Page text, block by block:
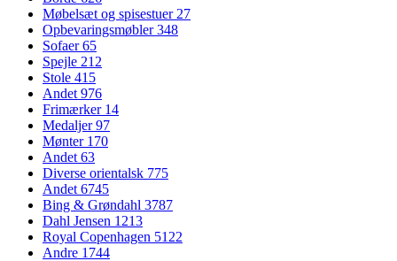
Møbelsæt og spisestuer27
Opbevaringsmøbler348
Sofaer65
Spejle 212
Stole 415
Andet976
Frimærker 14
Medaljer97
Mønter 170
Andet63
Diverse orientalsk 775
Andet6745
Bing & Grøndahl 3787
Dahl Jensen 1213
Royal Copenhagen 5122
Andre 1744